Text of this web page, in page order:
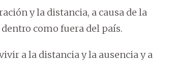
y la distancia, a causa de la
como fuera del país.
a la distancia y la ausencia y a